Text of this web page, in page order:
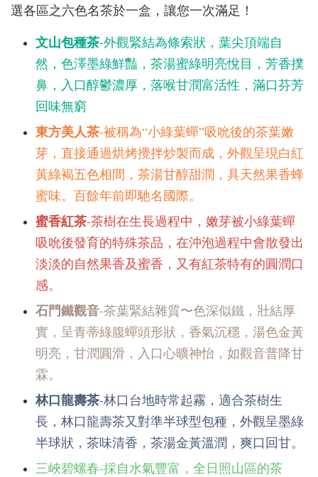
選各區之六色名茶於一盒，讓您一次滿足！
文山包種茶-外觀緊結為條索狀，葉尖頂端自
然，色澤墨綠鮮豔，茶湯蜜綠明亮悅目，芳香撲
鼻，入口醇鬱濃厚，落喉甘潤富活性，滿口芬芳
回味無窮
東方美人茶-被稱為“小綠葉蟬”吸吮後的茶葉嫩
芽，直接通過烘烤攪拌炒製而成，外觀呈現白紅
黃綠褐五色相間，茶湯甘醇甜潤，具天然果香蜂
蜜味。百餘年前即馳名國際。
蜜香紅茶-茶樹在生長過程中，嫩芽被小綠葉蟬
吸吮後發育的特殊茶品，在沖泡過程中會散發出
淡淡的自然果香及蜜香，又有紅茶特有的圓潤口
感。
石門鐵觀音-茶葉緊結雜質〜色深似鐵，壯結厚
實，呈青蒂綠腹蟬頭形狀，香氣沉穩，湯色金黃
明亮，甘潤圓滑，入口心曠神怡，如觀音普降甘
霖。
林口龍壽茶-林口台地時常起霧，適合茶樹生
長，林口龍壽茶又對準半球型包種，外觀呈墨綠
半球狀，茶味清香，茶湯金黃溫潤，爽口回甘。
三峽碧螺春-採自水氣豐富，全日照山區的茶